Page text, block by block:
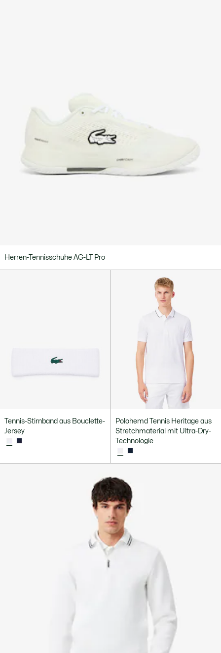
Herren-Tennisschuhe AG-LT Pro
Tennis-Stirnband aus Bouclette-
Jersey
Polohemd Tennis Heritage aus
Stretchmaterial mit Ultra-Dry-
Technologie